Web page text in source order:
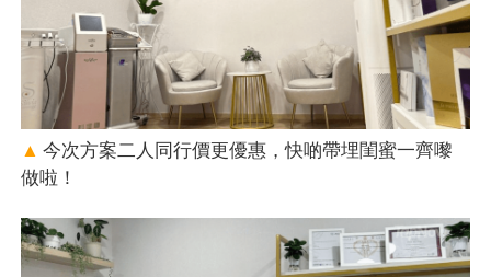
▲ 今次方案二人同行價更優惠，快啲帶埋閨蜜一齊嚟
做啦！